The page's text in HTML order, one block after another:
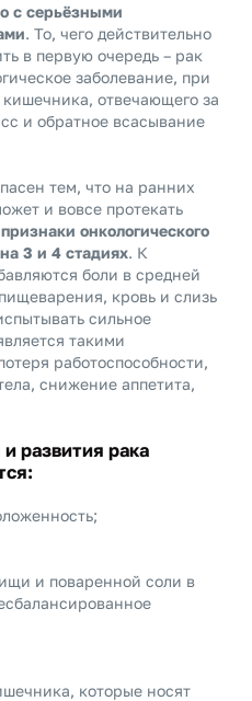
с серьёзными
. То, чего действительно
в первую очередь – рак
заболевание, при
отвечающего за
и обратное всасывание
тем, что на ранних
и вовсе протекать
онкологического
3 и 4 стадиях. К
боли в средней
кровь и слизь
сильное
такими
работоспособности,
снижение аппетита,
развития рака
и поваренной соли в
которые носят